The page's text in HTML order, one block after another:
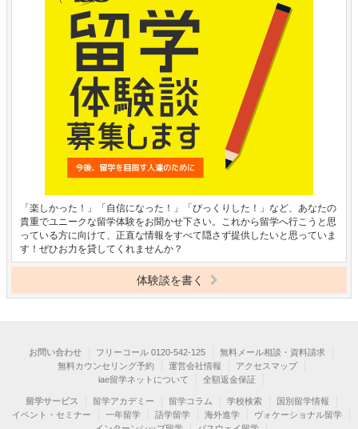
「楽しかった！」「自信になった！」「びっくりした！」など、あなたの
貴重でユニークな留学体験をお聞かせ下さい。これから留学へ行こうと思
っている方に向けて、正直な情報をすべて隠さず提供したいと思っていま
す！ぜひお力を貸してくれませんか？
体験談を書く
お問い合わせ フリーコール 0120-542-125
無料メール相談・資料請求
無料カウンセリング予約
運営会社情報
アクセスマップ
iae留学ネットについて
全額返金保証
留学サービス 留学アカデミー 留学コラム 学校検索
国別留学情報
イベント・セミナー
一年留学 語学留学 海外進学
ヴォケーショナル留学